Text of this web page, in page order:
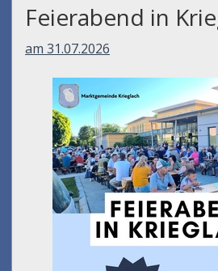
Feierabend in
am 31.07.2026